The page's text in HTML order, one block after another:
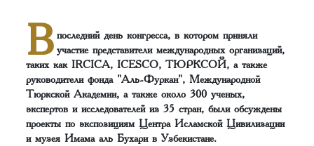
В последний день конгресса, в котором приняли
участие представители международных организаций,
таких как IRCICA, ICESCO, ТЮРКСОЙ, а также
руководители фонда "Аль-Фуркан", Международной
Тюркской Академии, а также около 300 ученых,
экспертов и исследователей из 35 стран, были обсуждены
проекты по экспозициям Центра Исламской Цивилизации
и музея Имама аль Бухари в Узбекистане.